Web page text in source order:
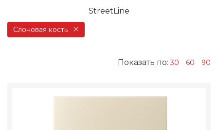
StreetLine
Слоновая кость
Показать по:30 60 90